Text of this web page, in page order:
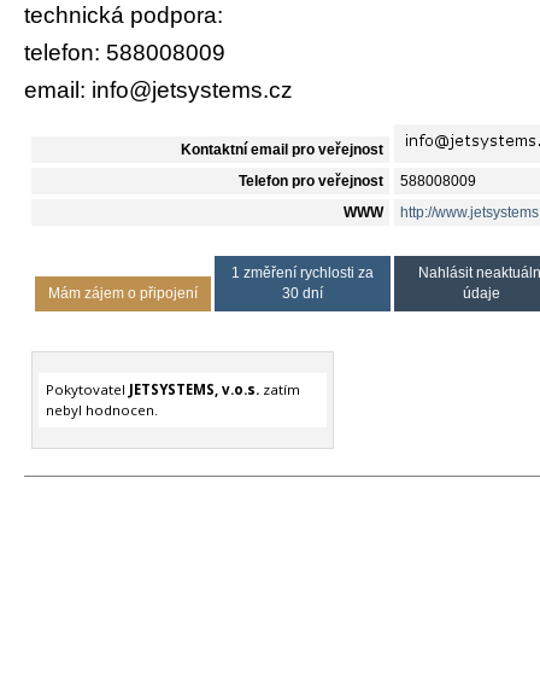
technická podpora:
telefon: 588008009
email: info@jetsystems.cz
Kontaktní email pro veřejnost
Telefon pro veřejnost 588008009
WWW http://
Mám zájem o připojení
1 změření rychlosti za
30 dní
Nahlásit
údaje
Pokytovatel JETSYSTEMS, v.o.s.zatím
nebyl hodnocen.